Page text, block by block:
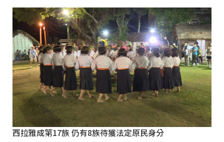
西拉雅成第17族 仍有8族待獲法定原民身分